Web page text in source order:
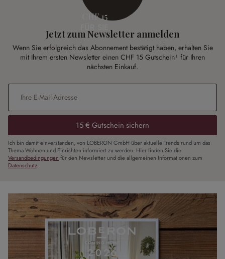
CHF 15
Jetzt zum Newsletter anmelden
Wenn Sie erfolgreich das Abonnement bestätigt haben, erhalten Sie
mit Ihrem ersten Newsletter einen CHF 15 Gutschein¹ für Ihren
nächsten Einkauf.
E-Mail-Adresse
15 € Gutschein sichern
Ich bin damit einverstanden, von LOBERON GmbH über aktuelle Trends rund um das
Thema Wohnen und Einrichten informiert zu werden. Hier finden Sie die
Versandbedingungen für den Newsletter und die allgemeinen Informationen zum
Datenschutz.